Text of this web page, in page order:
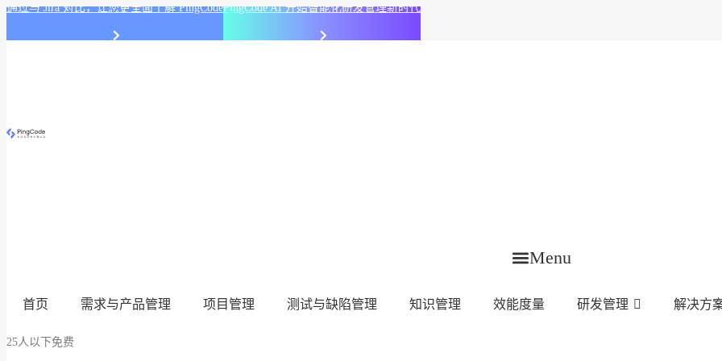
通过与 Jira 对比，让您更全面了解 PingCodePingCode AI 开始智能化研发管理新时代
Menu
首页 需求与产品管理 项目管理 测试与缺陷管理 知识管理 效能度量 研发管理 解决方
25人以下免费